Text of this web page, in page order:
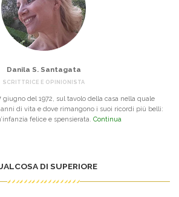
Danila S. Santagata
SCRITTRICE E OPINIONISTA
giugno del 1972, sul tavolo della casa nella quale
di vita e dove rimangono i suoi ricordi più belli:
felice e spensierata. Continua
DI SUPERIORE